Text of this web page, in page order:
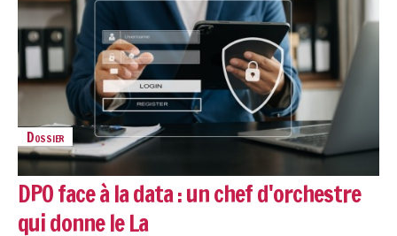
Dossier
DPO face à la data : un chef d'orchestre
qui donne le La